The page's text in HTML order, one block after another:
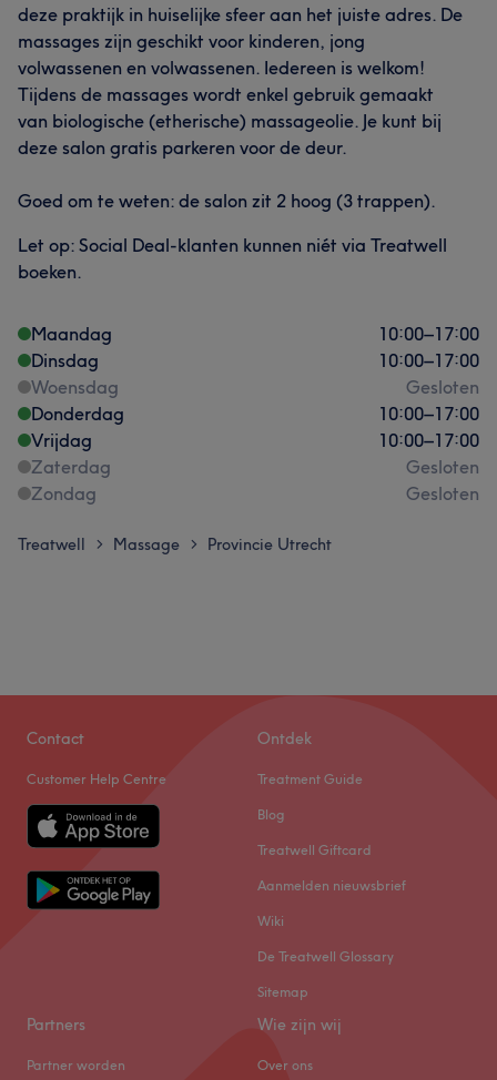
deze praktijk in huiselijke sfeer aan het juiste adres. De
massages zijn geschikt voor kinderen, jong
volwassenen en volwassenen. Iedereen is welkom!
Tijdens de massages wordt enkel gebruik gemaakt
van biologische (etherische) massageolie. Je kunt bij
deze salon gratis parkeren voor de deur.
Goed om te weten: de salon zit 2 hoog (3 trappen).
Let op: Social Deal-klanten kunnen niét via Treatwell
boeken.
Maandag 10:00–17:00
Dinsdag
10:00–17:00
Woensdag
Gesloten
Donderdag
10:00–17:00
Vrijdag
10:00–17:00
Zaterdag
Gesloten
Zondag
Gesloten
Treatwell > Massage > Provincie Utrecht
Contact
Customer Help Centre
Ontdek
Treatment Guide
Blog
Treatwell Giftcard
Aanmelden nieuwsbrief
Wiki
De Treatwell Glossary
Sitemap
Partners
Partner worden
Wie zijn wij
Over ons